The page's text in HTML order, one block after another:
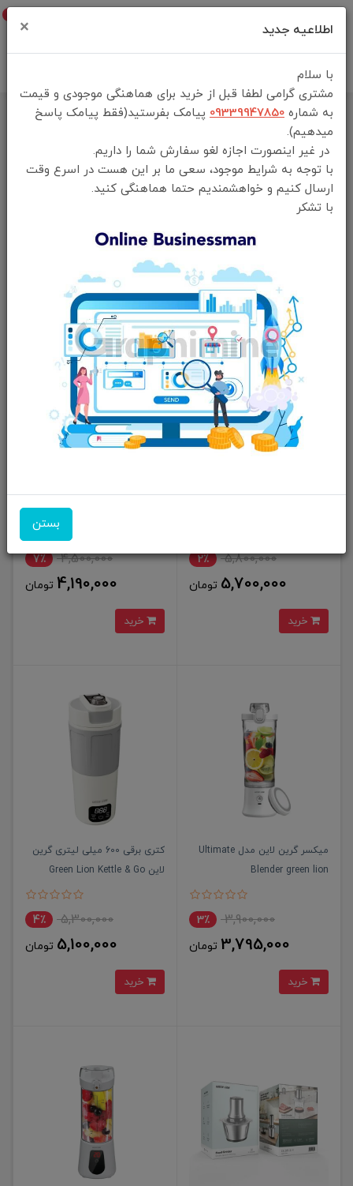
فقط محصولات موجود
محبوب‌ترین گران‌ترین ارزان‌ترین
5,800,000 2٪
5,700,000 تومان
4,500,000 7٪
4,190,000 تومان
میکسر گرین لاین مدل Ultimate
Blender green lion
3,900,000 3٪
3,795,000 تومان
کتری برقی 600 میلی لیتری گرین
لاین Green Lion Kettle & Go
5,300,000 4٪
5,100,000 تومان
اطلاعیه جدید ×
با سلام
مشتری گرامی لطفا قبل از خرید برای هماهنگی موجودی و قیمت
به شماره 09339947850 پیامک بفرستید(فقط پیامک پاسخ
میدهیم).
در غیر اینصورت اجازه لغو سفارش شما را داریم.
با توجه به شرایط موجود، سعی ما بر این هست در اسرع وقت
ارسال کنیم و خواهشمندیم حتما هماهنگی کنید.
با تشکر
بستن